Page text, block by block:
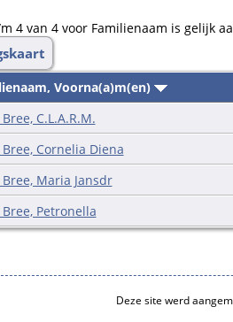
4 van 4 voor Familienaam is gelijk
Voorna(a)m(en)
C.L.A.R.M.
Cornelia Diena
Maria Jansdr
Petronella
Deze site werd